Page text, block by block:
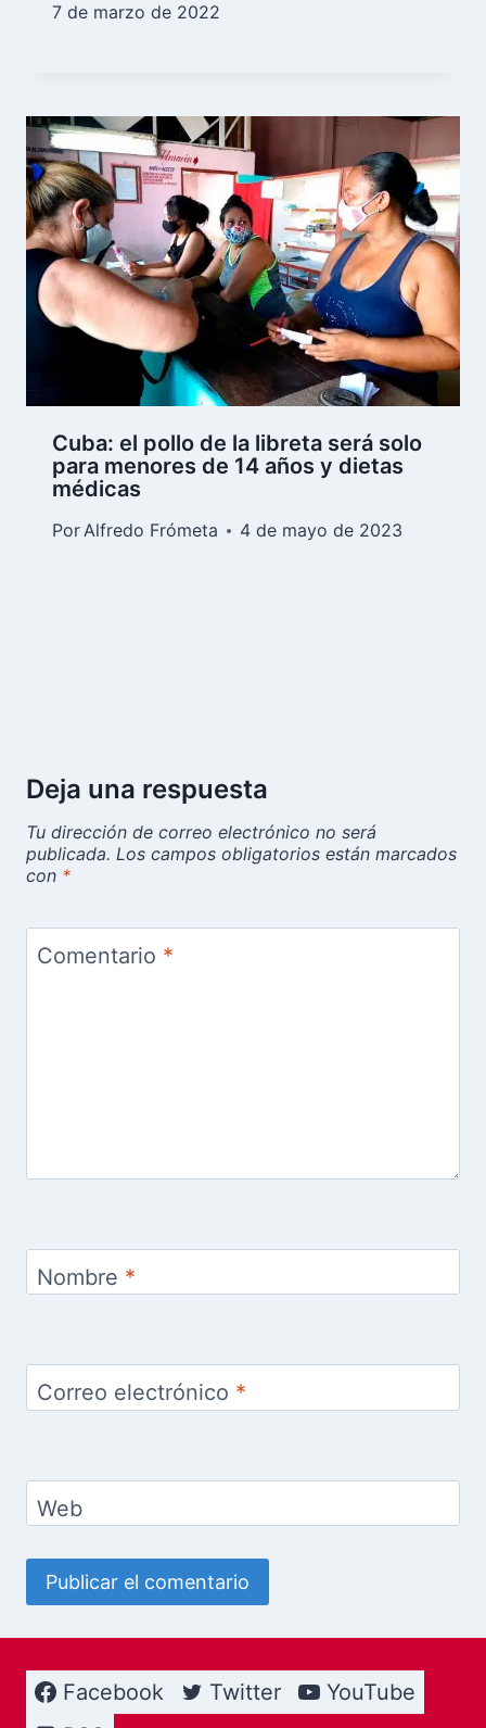
7 de marzo de 2022
Cuba: el pollo de la libreta será solo
para menores de 14 años y dietas
médicas
PorAlfredo Frómeta 4 de mayo de 2023
Deja una respuesta
Tu dirección de correo electrónico no será
publicada. Los campos obligatorios están marcados
con *
Comentario *
Nombre *
Correo electrónico *
Web
Facebook Twitter
YouTube